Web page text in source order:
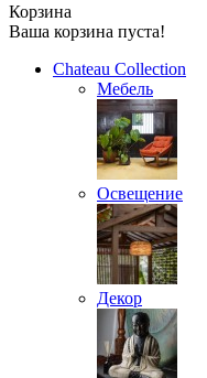
Корзина
Ваша корзина пуста!
Chateau Collection
Мебель
Освещение
Декор